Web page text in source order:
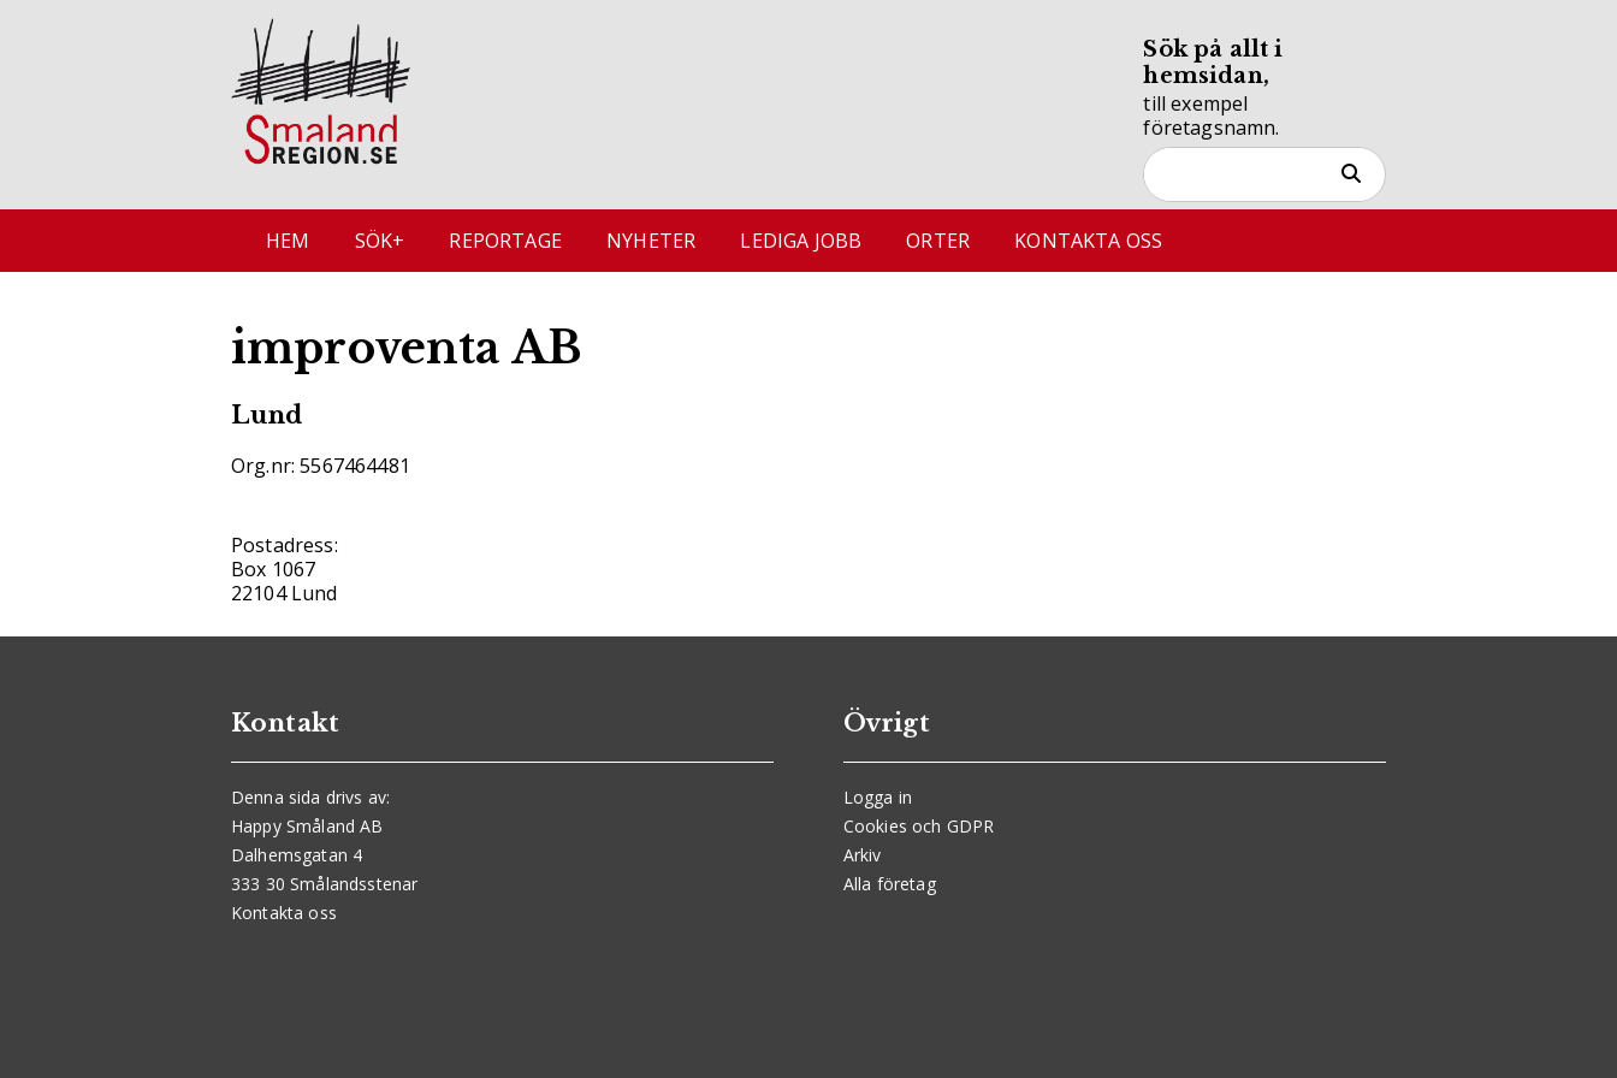
Sök på allt i
hemsidan,
till exempel
företagsnamn.
HEM SÖK+ REPORTAGE NYHETER LEDIGA JOBB ORTER KONTAKTA OSS
improventa AB
Lund
Org.nr: 5567464481
Postadress:
Box 1067
22104 Lund
Kontakt
Denna sida drivs av:
Happy Småland AB
Dalhemsgatan 4
333 30 Smålandsstenar
Kontakta oss
Övrigt
Logga in
Cookies och GDPR
Arkiv
Alla företag